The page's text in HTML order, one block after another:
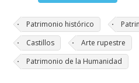
Patrimonio histórico
Castillos
Arte rupestre
Patrimonio de la Humanidad